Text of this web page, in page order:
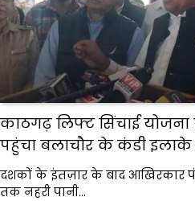
काठगढ़ लिफ्ट सिंचाई योजना
पहुंचा बलाचौर के कंडी
दशकों के इंतज़ार के बाद आखिरकार
तक नहरी पानी…